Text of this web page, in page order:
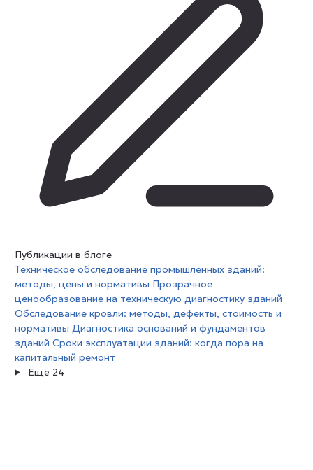
Публикации в блоге
Техническое обследование промышленных зданий:
методы, цены и нормативы Прозрачное
ценообразование на техническую диагностику зданий
Обследование кровли: методы, дефекты, стоимость и
нормативы Диагностика оснований и фундаментов
зданий Сроки эксплуатации зданий: когда пора на
капитальный ремонт
Ещё 24